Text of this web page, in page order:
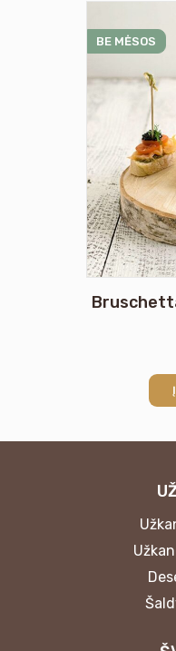
BE MĖSOS